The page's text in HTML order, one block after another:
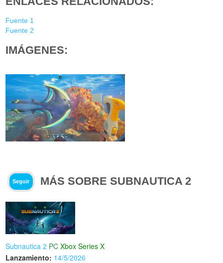
Fuente 1
Fuente 2
IMÁGENES:
Seguir MÁS SOBRE SUBNAUTICA 2
Subnautica 2 PC Xbox Series X
Lanzamiento: 14/5/2026